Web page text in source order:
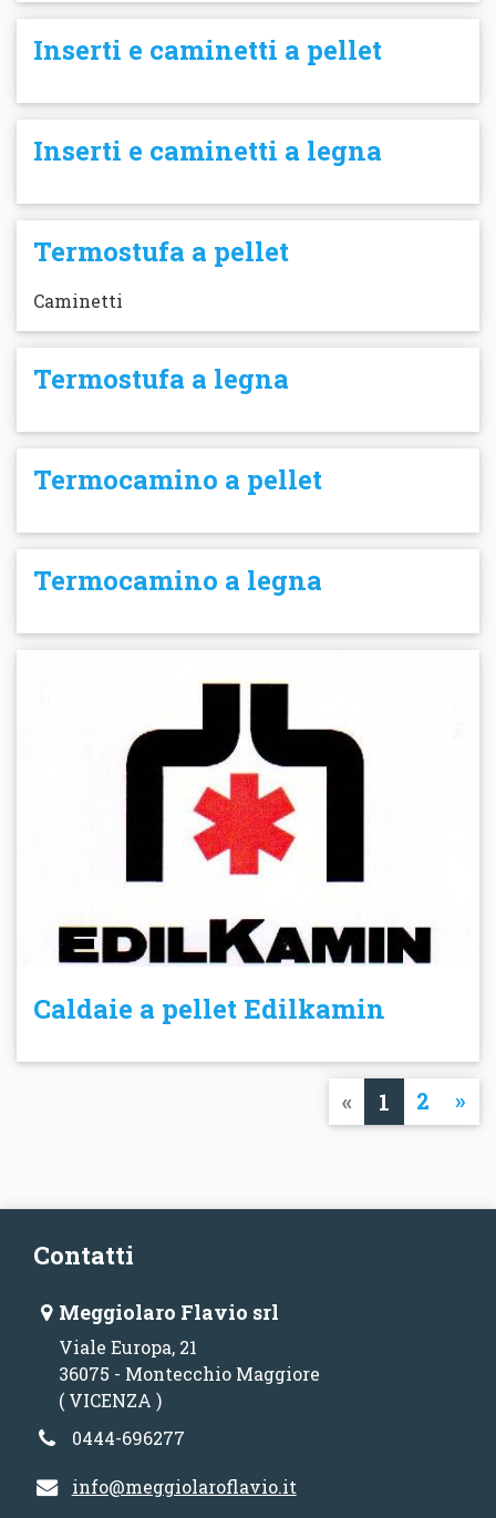
Inserti e caminetti a pellet
Inserti e caminetti a legna
Termostufa a pellet
Caminetti
Termostufa a legna
Termocamino a pellet
Termocamino a legna
Caldaie a pellet Edilkamin
« 1 2 »
Contatti
Meggiolaro Flavio srl
Viale Europa, 21
36075 - Montecchio Maggiore
( VICENZA )
0444-696277
info@meggiolaroflavio.it